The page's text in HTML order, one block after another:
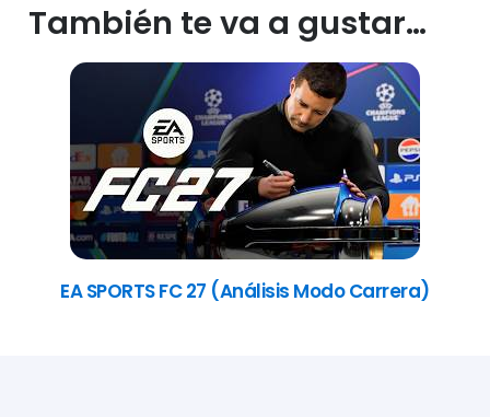
También te va a gustar…
EA SPORTS FC 27 (Análisis Modo Carrera)